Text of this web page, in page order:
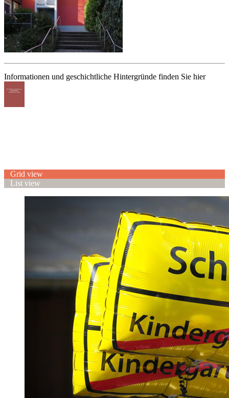
Informationen und geschichtliche Hintergründe finden Sie hier
Grid view
List view